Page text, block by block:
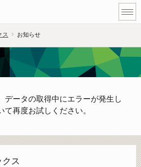
ス お知らせ
データの取得中にエラーが発生し
再度お試しください。
ス